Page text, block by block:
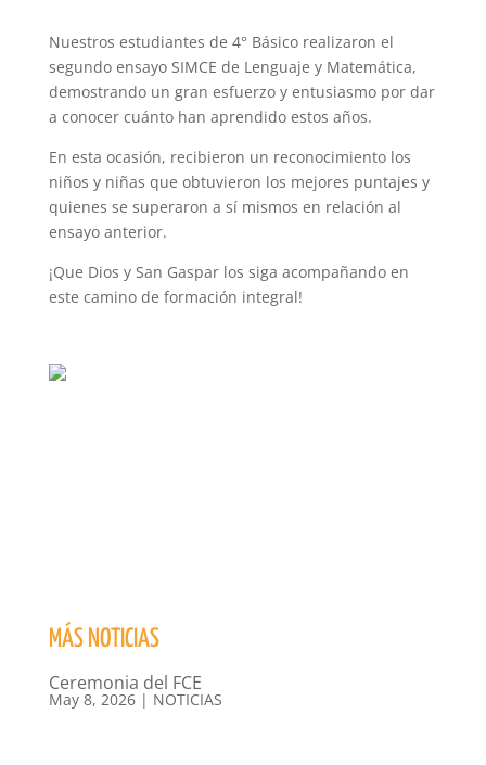
Nuestros estudiantes de 4° Básico realizaron el
segundo ensayo SIMCE de Lenguaje y Matemática,
demostrando un gran esfuerzo y entusiasmo por dar
a conocer cuánto han aprendido estos años.
En esta ocasión, recibieron un reconocimiento los
niños y niñas que obtuvieron los mejores puntajes y
quienes se superaron a sí mismos en relación al
ensayo anterior.
¡Que Dios y San Gaspar los siga acompañando en
este camino de formación integral!
MÁS NOTICIAS
Ceremonia del FCE
May 8, 2026| NOTICIAS